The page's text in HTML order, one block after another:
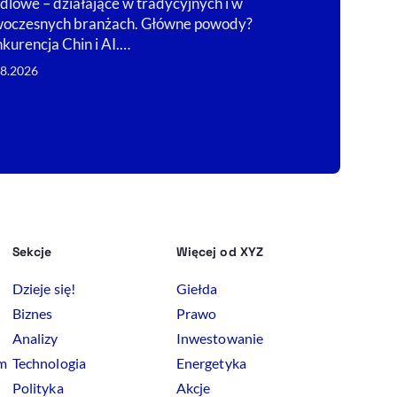
branżach. Główne powody?
Chin i AI.…
Sekcje
Dzieje się!
Biznes
Analizy
Technologia
Polityka
Więcej od XYZ
Giełda
Prawo
Inwestowanie
Energetyka
Akcje